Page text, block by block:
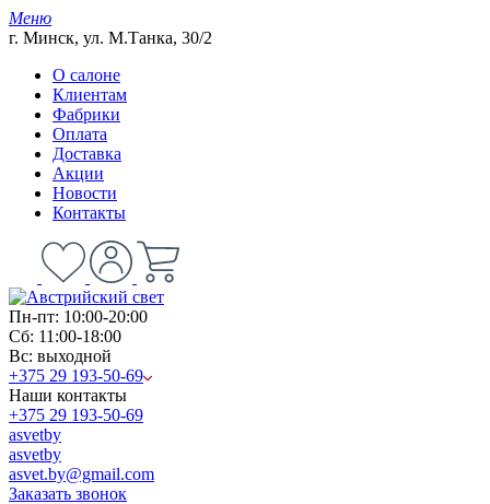
Меню
г. Минск, ул. М.Танка, 30/2
О салоне
Клиентам
Фабрики
Оплата
Доставка
Акции
Новости
Контакты
Пн-пт: 10:00-20:00
Сб: 11:00-18:00
Вс: выходной
+375 29 193-50-69
Наши контакты
+375 29 193-50-69
asvetby
asvetby
asvet.by@gmail.com
Заказать звонок